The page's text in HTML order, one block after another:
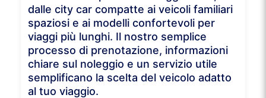
dalle city car compatte ai veicoli familiari
spaziosi e ai modelli confortevoli per
viaggi più lunghi. Il nostro semplice
processo di prenotazione, informazioni
chiare sul noleggio e un servizio utile
semplificano la scelta del veicolo adatto
al tuo viaggio.